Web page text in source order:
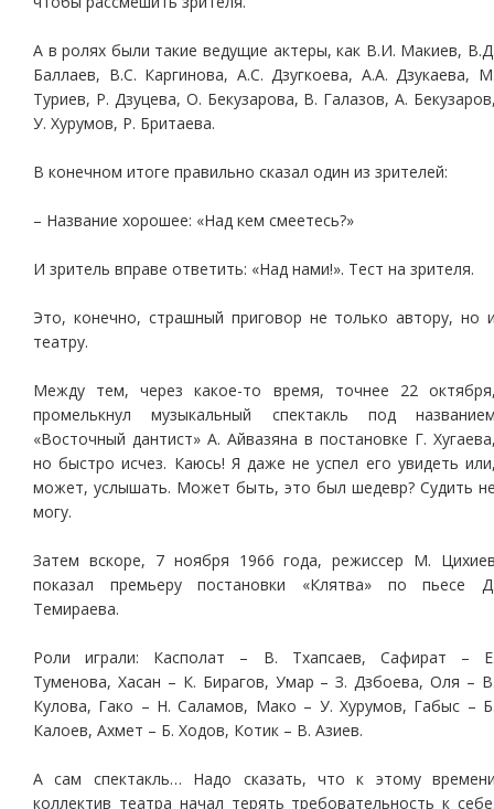
А в ролях были такие ведущие актеры, как В.И. Макиев,
Баллаев, В.С. Каргинова, А.С. Дзугкоева, А.А. Дзукаева,
Туриев, Р. Дзуцева, О. Бекузарова, В. Галазов, А.
У. Хурумов, Р. Бритаева.
В конечном итоге правильно сказал один из зрителей:
– Название хорошее: «Над кем смеетесь?»
И зритель вправе ответить: «Над нами!». Тест на зрителя.
Это, конечно, страшный приговор не только автору, но
театру.
Между тем, через какое-то время, точнее 22
промелькнул музыкальный спектакль под
«Восточный дантист» А. Айвазяна в постановке Г.
но быстро исчез. Каюсь! Я даже не успел его увидеть
может, услышать. Может быть, это был шедевр? Судить
могу.
Затем вскоре, 7 ноября 1966 года, режиссер М.
показал премьеру постановки «Клятва» по пьесе
Темираева.
Роли играли: Касполат – В. Тхапсаев, Сафират –
Туменова, Хасан – К. Бирагов, Умар – З. Дзбоева, Оля –
Кулова, Гако – Н. Саламов, Мако – У. Хурумов, Габыс –
Калоев, Ахмет – Б. Ходов, Котик – В. Азиев.
А сам спектакль… Надо сказать, что к этому
коллектив театра начал терять требовательность к